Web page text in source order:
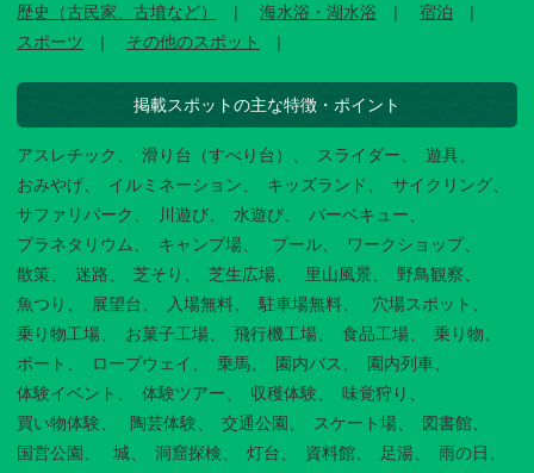
歴史（古民家、古墳など）
海水浴・湖水浴
宿泊
スポーツ
その他のスポット
掲載スポットの主な特徴・ポイント
アスレチック 滑り台（すべり台） スライダー
遊具
おみやげ
イルミネーション キッズランド
サイクリング
サファリパーク
川遊び 水遊び
バーベキュー
プラネタリウム
キャンプ場 プール
ワークショップ
散策
迷路 芝そり 芝生広場 里山風景
野鳥観察
魚つり
展望台 入場無料 駐車場無料
穴場スポット
乗り物工場
お菓子工場 飛行機工場 食品工場
乗り物
ボート
ロープウェイ 乗馬 園内バス
園内列車
体験イベント
体験ツアー 収穫体験
味覚狩り
買い物体験
陶芸体験 交通公園 スケート場
図書館
国営公園
城 洞窟探検 灯台 資料館 足湯 雨の日